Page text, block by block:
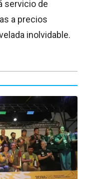
servicio de
a precios
inolvidable.